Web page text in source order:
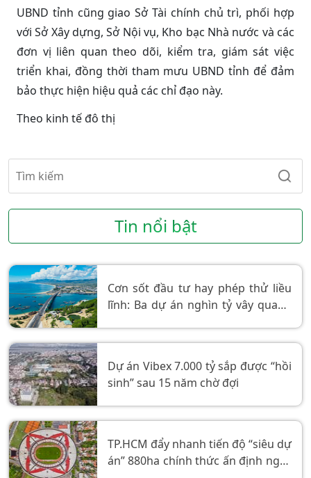
UBND tỉnh cũng giao Sở Tài chính chủ trì, phối hợp
với Sở Xây dựng, Sở Nội vụ, Kho bạc Nhà nước và các
đơn vị liên quan theo dõi, kiểm tra, giám sát việc
triển khai, đồng thời tham mưu UBND tỉnh để đảm
bảo thực hiện hiệu quả các chỉ đạo này.
Theo kinh tế đô thị ​
Tin nổi bật
Cơn sốt đầu tư hay phép thử liều
lĩnh: Ba dự án nghìn tỷ vây quanh
Dự án Vibex 7.000 tỷ sắp được “hồi
sinh” sau 15 năm chờ đợi
TP.HCM đẩy nhanh tiến độ “siêu dự
án” 880ha chính thức ấn định ngày